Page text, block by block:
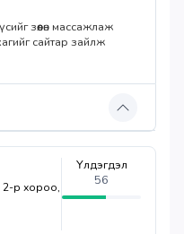
зөөлөн массажлаж
сайтар зайлж
2-р хороо,
Үлдэгдэл
56